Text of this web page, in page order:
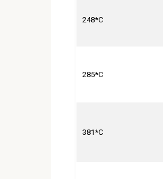
248*С
285*С
381*С